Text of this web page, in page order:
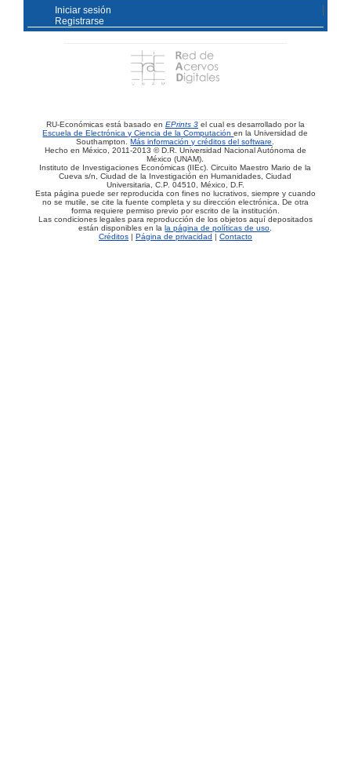
Iniciar sesión
Registrarse
RU-Económicas está basado en EPrints 3 el cual es desarrollado por la
Escuela de Electrónica y Ciencia de la Computaciónen la Universidad de
Southampton.Más información y créditos del software.
Hecho en México, 2011-2013 © D.R. Universidad Nacional Autónoma de
México (UNAM).
Instituto de Investigaciones Económicas (IIEc). Circuito Maestro Mario de la
Cueva s/n, Ciudad de la Investigación en Humanidades, Ciudad
Universitaria, C.P. 04510, México, D.F.
Esta página puede ser reproducida con fines no lucrativos, siempre y cuando
no se mutile, se cite la fuente completa y su dirección electrónica. De otra
forma requiere permiso previo por escrito de la institución.
Las condiciones legales para reproducción de los objetos aquí depositados
están disponibles en lala página de políticas de uso.
Créditos| Página de privacidad | Contacto